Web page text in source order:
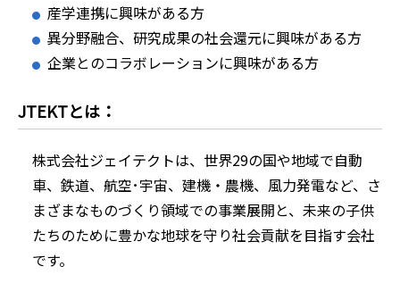
産学連携に興味がある方
異分野融合、研究成果の社会還元に興味がある方
企業とのコラボレーションに興味がある方
JTEKTとは：
株式会社ジェイテクトは、世界29の国や地域で自動
車、鉄道、航空･宇宙、建機・農機、風力発電など、さ
まざまなものづくり領域での事業展開と、未来の子供
たちのために豊かな地球を守り社会貢献を目指す会社
です。